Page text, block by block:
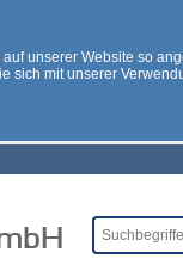
unserer Website so
sich mit unserer